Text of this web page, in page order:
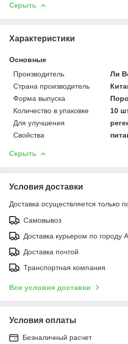
Скрыть
Характеристики
Основные
Производитель
Ли
Страна производитель
Форма выпуска
Количество в упаковке
10
Для улучшения
Свойства
Скрыть
Условия доставки
Доставка осуществляется только
Самовывоз
Доставка курьером по городу
Доставка почтой
Транспортная компания
Все условия доставки
Условия оплаты
Безналичный расчет